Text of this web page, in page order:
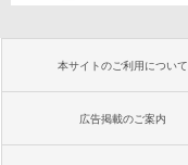
本サイトのご利用について
広告掲載のご案内